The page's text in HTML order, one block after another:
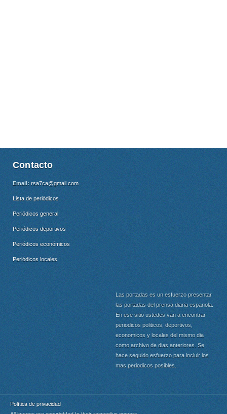
Contacto
Email: rsa7ca@gmail.com
Lista de periódicos
Periódicos general
Periódicos deportivos
Periódicos económicos
Periódicos locales
Las portadas es un esfuerzo presentar
las portadas del prensa diaria espanola.
En ese sitio ustedes van a encontrar
periodicos politicos, deportivos,
economicos y locales del mismo dia
como archivo de dias anteriores. Se
hace seguido esfuerzo para incluir los
mas periodicos posibles.
Política de privacidad